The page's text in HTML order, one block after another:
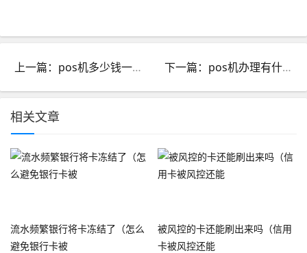
上一篇：pos机多少钱一个月_pos机一天能收多少钱 下一篇：pos机办理有什么风险_pos机不是银行办理的有风险吗
相关文章
流水频繁银行将卡冻结了（怎么
避免银行卡被
被风控的卡还能刷出来吗（信用
卡被风控还能